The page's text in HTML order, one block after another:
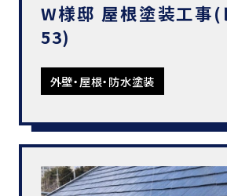
W様邸 屋根塗装工事(
53)
外壁・屋根・防水塗装